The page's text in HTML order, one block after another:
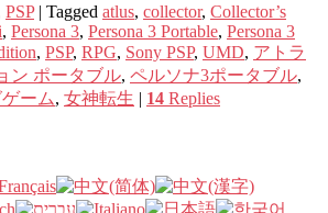
PSP | Tagged atlus, collector, Collector’s
, Persona 3, Persona 3 Portable, Persona 3
, PSP, RPG, Sony PSP, UMD, アトラ
ン ポータブル, ペルソナ3ポータブル,
ーム, 女神転生 | 14 Replies